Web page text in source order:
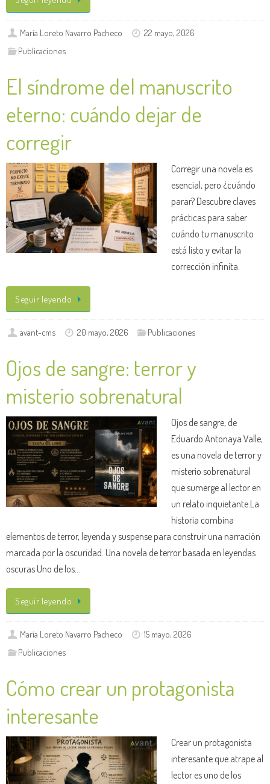
María Loreto Navarro Pacheco
22 mayo, 2026
Publicaciones
El síndrome del manuscrito
eterno: cuándo dejar de
corregir
Corregir una novela es
esencial, pero ¿cuándo
parar? Descubre claves
prácticas para saber
cuándo tu manuscrito
está listo y evitar la
corrección infinita.
Seguir leyendo
avant-cms 20 mayo, 2026 Publicaciones
Ojos de sangre: terror y
misterio sobrenatural
Ojos de sangre, de
Eduardo Antonaya Valle,
es una novela de terror y
misterio sobrenatural
que sumerge al lector en
un relato inquietante.La
historia combina
elementos de terror, leyenda y suspense para construir una narración
marcada por la oscuridad. Una novela de terror basada en leyendas
oscuras Uno de los…
Seguir leyendo
María Loreto Navarro Pacheco
15 mayo, 2026
Publicaciones
Cómo crear un protagonista
interesante
Crear un protagonista
interesante que atrape al
lector es uno de los